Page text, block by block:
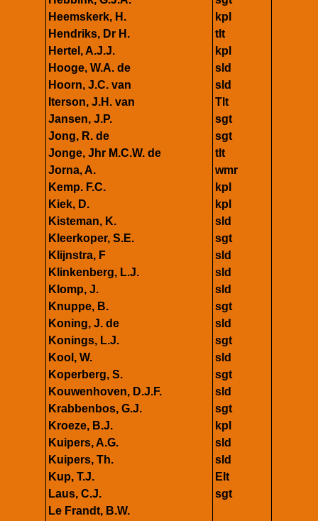
Heemskerk, H.
Hendriks, Dr H.
Hertel, A.J.J.
Hooge, W.A. de
Hoorn, J.C. van
Iterson, J.H. van
Jansen, J.P.
Jong, R. de
Jonge, Jhr M.C.W. de
Jorna, A.
Kemp. F.C.
Kiek, D.
Kisteman, K.
Kleerkoper, S.E.
Klijnstra, F
Klinkenberg, L.J.
Klomp, J.
Knuppe, B.
Koning, J. de
Konings, L.J.
Kool, W.
Koperberg, S.
Kouwenhoven, D.J.F.
Krabbenbos, G.J.
Kroeze, B.J.
Kuipers, A.G.
Kuipers, Th.
Kup, T.J.
Laus, C.J.
Le Frandt, B.W.
kpl
tlt
kpl
sld
sld
Tlt
sgt
sgt
tlt
wmr
kpl
kpl
sld
sgt
sld
sld
sld
sgt
sld
sgt
sld
sgt
sld
sgt
kpl
sld
sld
Elt
sgt